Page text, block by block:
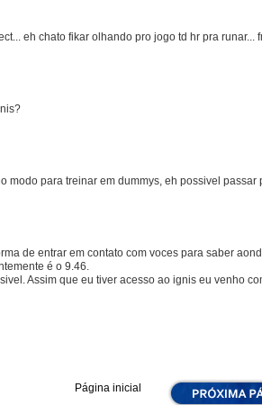
eh chato fikar olhando pro jogo td hr pra runar...
modo para treinar em dummys, eh possivel passar
de entrar em contato com voces para saber
é o 9.46.
Assim que eu tiver acesso ao ignis eu venho
Página inicial